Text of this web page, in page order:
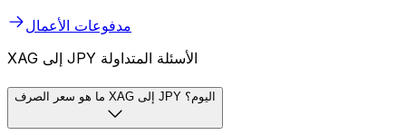
مدفوعات الأعمال
XAG إلى JPY الأسئلة المتداولة
ما هو سعر الصرف XAG إلى JPY اليوم؟